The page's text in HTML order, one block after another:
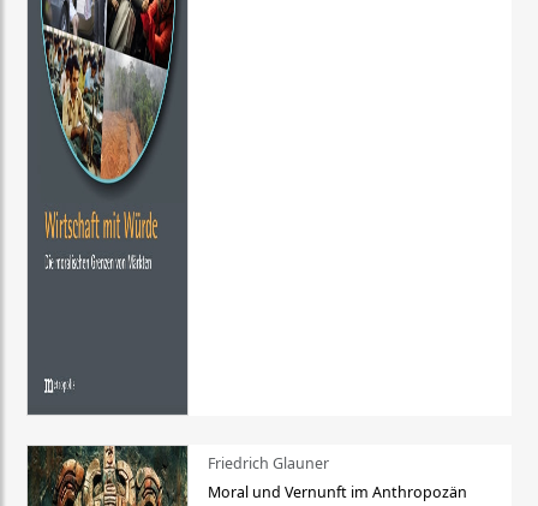
Friedrich Glauner
Moral und Vernunft im Anthropozän